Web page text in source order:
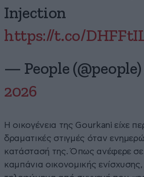
Injection
https://t.co/
— People (@people)
2026
Η οικογένεια της Gourkani είχε
δραματικές στιγμές όταν
κατάστασή της. Όπως ανέφερε σε
καμπάνια οικονομικής